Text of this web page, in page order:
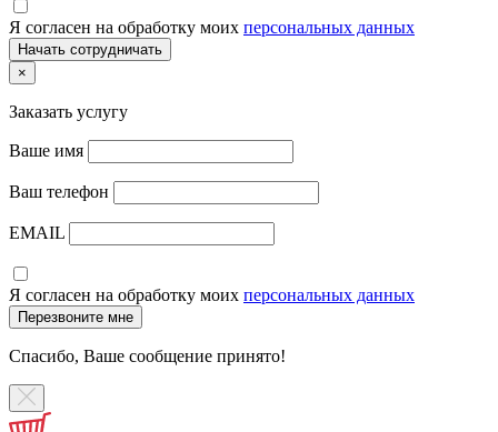
Я согласен на обработку моих персональных данных
×
Заказать услугу
Ваше имя
Ваш телефон
EMAIL
Я согласен на обработку моих персональных данных
Спасибо, Ваше сообщение принято!